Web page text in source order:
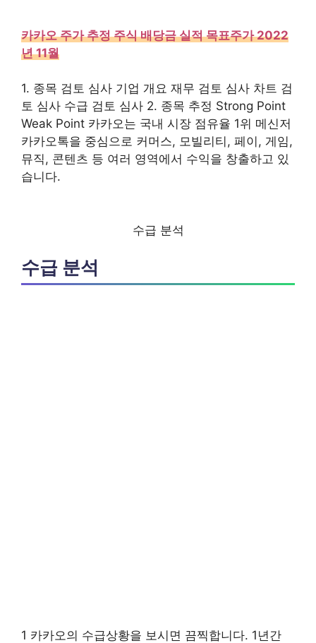
카카오 주가 추정 주식 배당금 실적 목표주가 2022
년 11월
1. 종목 검토 심사 기업 개요 재무 검토 심사 차트 검
토 심사 수급 검토 심사 2. 종목 추정 Strong Point
Weak Point 카카오는 국내 시장 점유율 1위 메신저
카카오톡을 중심으로 커머스, 모빌리티, 페이, 게임,
뮤직, 콘텐츠 등 여러 영역에서 수익을 창출하고 있
습니다.
수급 분석
수급 분석
1 카카오의 수급상황을 보시면 끔찍합니다. 1년간